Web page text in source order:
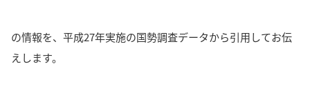
の情報を、平成27年実施の国勢調査データから引用してお伝
えします。